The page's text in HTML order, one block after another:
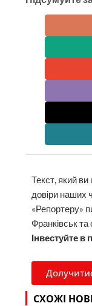
Текст, який
довіри наших
«Репортеру»
Франківськ та
Інвестуйте в
СХОЖІ